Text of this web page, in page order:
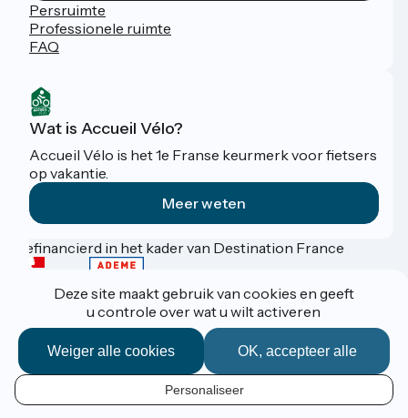
Persruimte
Professionele ruimte
FAQ
Wat is Accueil Vélo?
Accueil Vélo is het 1e Franse keurmerk voor fietsers
op vakantie.
Meer weten
Gefinancierd in het kader van Destination France
Espace Pro / Presse
Mentions légales
Contact
Réalisation :
Deze site maakt gebruik van cookies en geeft
u controle over wat u wilt activeren
OK, accepteer alle
Weiger alle cookies
Personaliseer